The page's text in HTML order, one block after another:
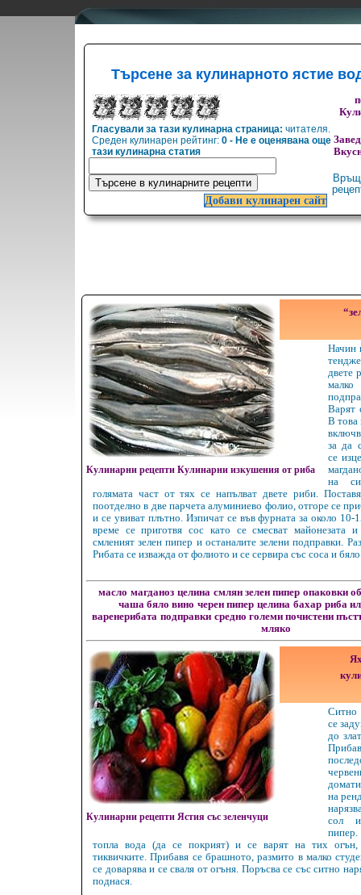
Търсене за кулинарното ястие
Гласували за тази кулинарна страница: читателя.
Среден кулинарен рейтинг: 0 - Не е оценявана още
тази кулинарна статия
Добави кулинарен сайт
Кулинарни рецепти Кулинарни изкушения от риба
Начин
двете
Варят
В това
за да
се
на
голямата част от тях се напълват двете риби.
поотделно в две парчета алуминиево фолио, отгоре се
и се увиват плътно. Изпичат се във фурната за около
време се приготвя сос като се смесват майонезата и
смленият зелен пипер и останалите зелени подправки.
Рибата се изважда от фолиото и се сервира със соса и
масло магданоз целина смлян зелен пипер опаковки
чаша бяло вино черен пипер целина бахар риба
варенерибата подправки средно големи почистени
мляко
Кулинарни рецепти Ястия със зеленчуци
Ситно
се
до
на
сол
топла вода (да се покрият) и се варят на тих огън,
тиквичките. Прибавя се брашното, размито в малко
се доварява и се сваля от огъня. Поръсва се със ситно
поднася.